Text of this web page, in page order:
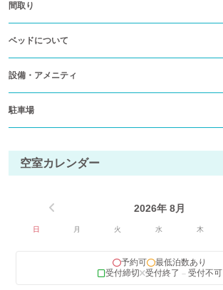
間取り
ベッドについて
設備・アメニティ
駐車場
空室カレンダー
2026年 8月
日 月 火 水 木
予約可
最低泊数あり
受付締切
受付終了 － 受付不可